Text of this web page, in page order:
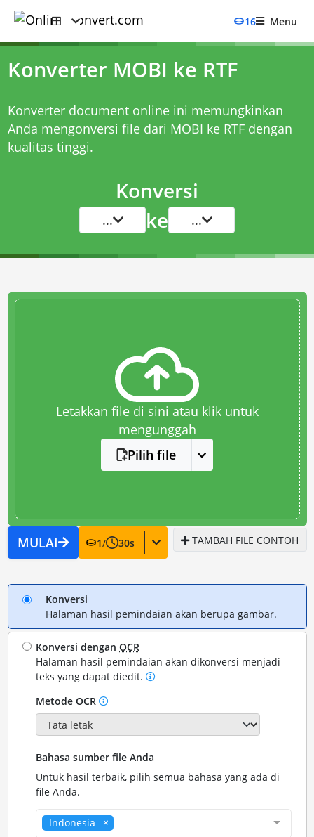
16 Menu
Konverter MOBI ke RTF
Konverter document online ini memungkinkan
Anda mengonversi file dari MOBI ke RTF dengan
kualitas tinggi.
Konversi
... ke ...
Letakkan file di sini atau klik untuk
mengunggah
Pilih file
MULAI 1/ 30s TAMBAH FILE CONTOH
Konversi
Halaman hasil pemindaian akan berupa gambar.
Konversi denganOCR
Halaman hasil pemindaian akan dikonversi menjadi
teks yang dapat diedit.
Metode OCR
Bahasa sumber file Anda
Untuk hasil terbaik, pilih semua bahasa yang ada di
file Anda.
Indonesia